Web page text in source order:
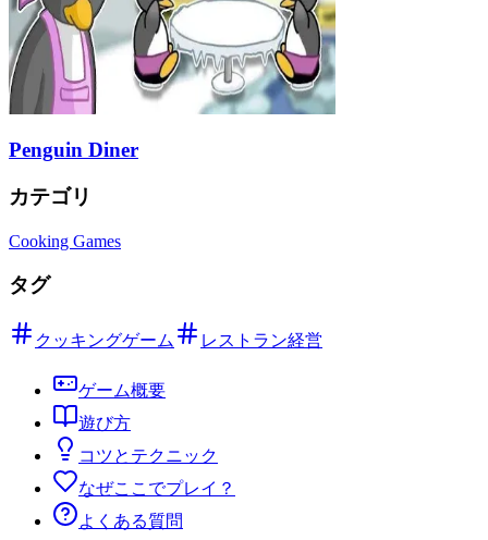
Penguin Diner
カテゴリ
Cooking Games
タグ
クッキングゲーム レストラン経営
ゲーム概要
遊び方
コツとテクニック
なぜここでプレイ？
よくある質問